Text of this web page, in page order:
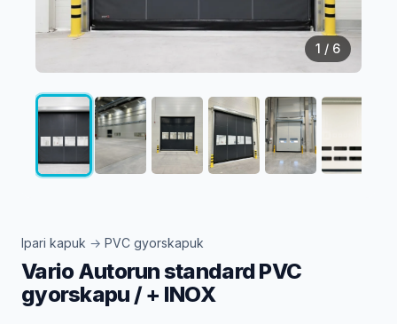
1 / 6
Ipari kapuk → PVC gyorskapuk
Vario Autorun standard PVC
gyorskapu / + INOX